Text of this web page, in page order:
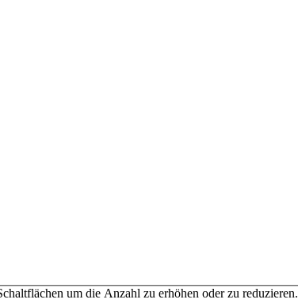
um die Anzahl zu erhöhen oder zu reduzieren.